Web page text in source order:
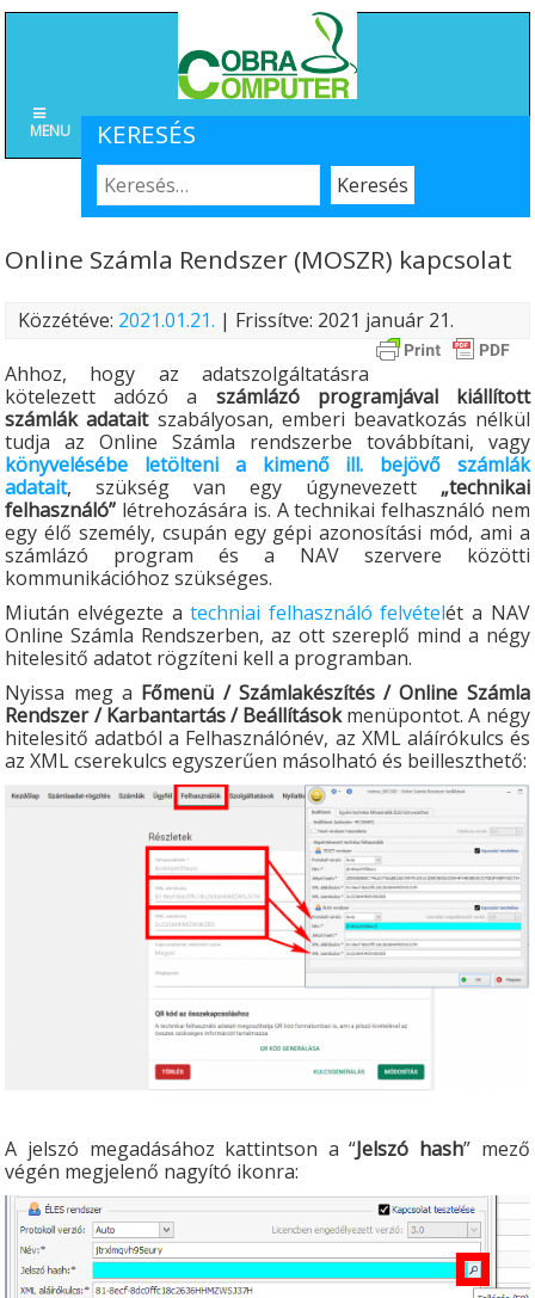
KERESÉS
MENU
Online Számla Rendszer (MOSZR) kapcsolat
Közzétéve: 2021.01.21. | Frissítve: 2021 január 21.
Ahhoz, hogy az adatszolgáltatásra
kötelezett adózó a számlázó programjával kiállított
számlák adataitszabályosan, emberi beavatkozás nélkül
tudja az Online Számla rendszerbe továbbítani, vagy
könyvelésébe letölteni a kimenő ill. bejövő számlák
adatait, szükség van egy úgynevezett „technikai
felhasználó” létrehozására is. A technikai felhasználó nem
egy élő személy, csupán egy gépi azonosítási mód, ami a
számlázó program és a NAV szervere közötti
kommunikációhoz szükséges.
Miután elvégezte atechniai felhasználó felvételét a NAV
Online Számla Rendszerben, az ott szereplő mind a négy
hitelesitő adatot rögzíteni kell a programban.
Nyissa meg a Főmenü / Számlakészítés / Online Számla
Rendszer / Karbantartás / Beállításokmenüpontot. A négy
hitelesitő adatból a Felhasználónév, az XML aláírókulcs és
az XML cserekulcs egyszerűen másolható és beilleszthető:
A jelszó megadásához kattintson a “Jelszó hash” mező
végén megjelenő nagyító ikonra: